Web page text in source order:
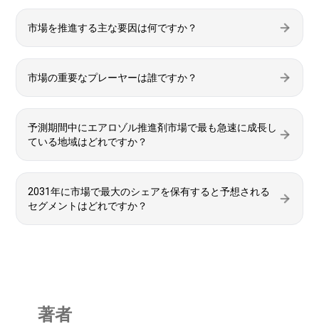
市場を推進する主な要因は何ですか？
市場の重要なプレーヤーは誰ですか？
予測期間中にエアロゾル推進剤市場で最も急速に成長し
ている地域はどれですか？
2031年に市場で最大のシェアを保有すると予想される
セグメントはどれですか？
著者